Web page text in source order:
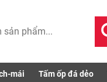
mái Tấm ốp đá dẻo